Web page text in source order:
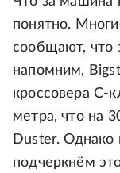
понятно.
сообщают, что
напомним,
кроссовера C-
метра, что на
Duster. Однако
подчеркнём